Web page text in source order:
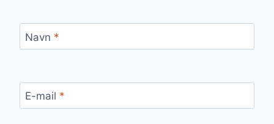
Navn *
E-mail *